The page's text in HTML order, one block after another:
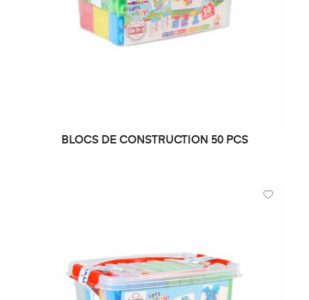
BLOCS DE CONSTRUCTION 50 PCS